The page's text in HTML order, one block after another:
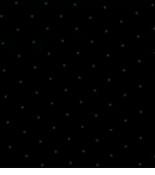
Copyright©